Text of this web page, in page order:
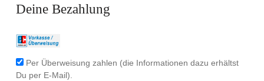
Deine Bezahlung
Per Überweisung zahlen (die Informationen dazu erhältst
Du per E-Mail).